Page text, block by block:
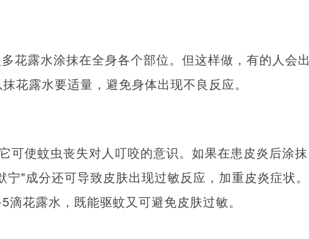
花露水涂抹在全身各个部位。但这样做，有的人会出
花露水要适量，避免身体出现不良反应。
可使蚊虫丧失对人叮咬的意识。如果在患皮炎后涂抹
"成分还可导致皮肤出现过敏反应，加重皮炎症状。
花露水，既能驱蚊又可避免皮肤过敏。